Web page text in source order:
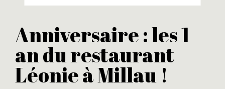
Anniversaire : les 1
an du restaurant
Léonie à Millau !